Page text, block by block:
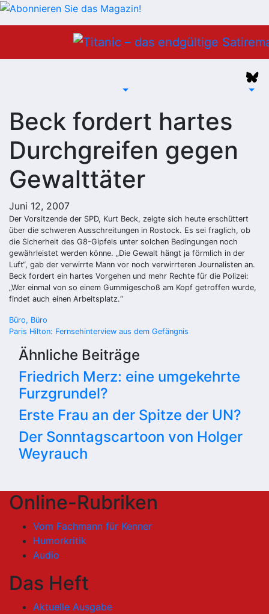
Beck fordert hartes
Durchgreifen gegen
Gewalttäter
Juni 12, 2007
Der Vorsitzende der SPD, Kurt Beck, zeigte sich heute erschüttert
über die schweren Ausschreitungen in Rostock. Es sei fraglich, ob
die Sicherheit des G8-Gipfels unter solchen Bedingungen noch
gewährleistet werden könne. „Die Gewalt hängt ja förmlich in der
Luft“, gab der verwirrte Mann vor noch verwirrteren Journalisten an.
Beck fordert ein hartes Vorgehen und mehr Rechte für die Polizei:
„Wer einmal von so einem Gummigeschoß am Kopf getroffen wurde,
findet auch einen Arbeitsplatz.“
Beitragsnavigation
Büro, Büro
Paris Hilton: Fernsehinterview aus dem Gefängnis
Ähnliche Beiträge
Friedrich Merz: eine umgekehrte
Furzgrundel?
Erste Frau an der Spitze der UN?
Der Sonntagscartoon von Holger
Weyrauch
Online-Rubriken
Vom Fachmann für Kenner
Humorkritik
Audio
Das Heft
Aktuelle Ausgabe